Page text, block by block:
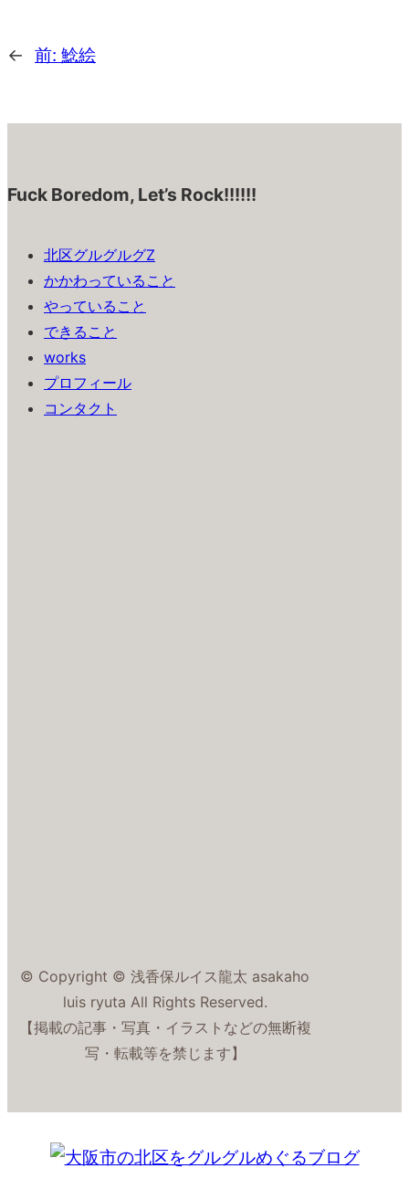
← 前: 鯰絵
Fuck Boredom, Let’s Rock!!!!!!
北区グルグルグZ
かかわっていること
やっていること
できること
works
プロフィール
コンタクト
© Copyright © 浅香保ルイス龍太 asakaho
luis ryuta All Rights Reserved.
【掲載の記事・写真・イラストなどの無断複
写・転載等を禁じます】